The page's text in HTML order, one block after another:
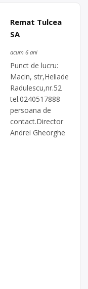
Remat Tulcea
SA
acum 6 ani
Punct de lucru:
Macin, str,Heliade
Radulescu,nr.52
tel.0240517888
persoana de
contact.Director
Andrei Gheorghe